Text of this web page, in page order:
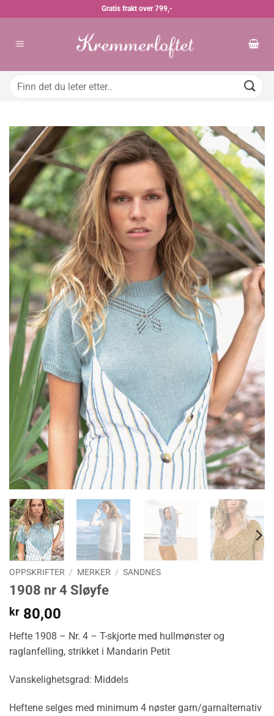
Gratis frakt over 799,-
Søk
OPPSKRIFTER / MERKER / SANDNES
1908 nr 4 Sløyfe
kr 80,00
Hefte 1908 – Nr. 4 – T-skjorte med hullmønster og
raglanfelling, strikket i Mandarin Petit
Vanskelighetsgrad: Middels
Heftene selges med minimum 4 nøster garn/garnalternativ